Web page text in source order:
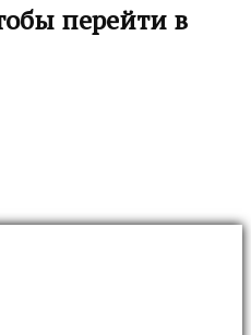
перейти в